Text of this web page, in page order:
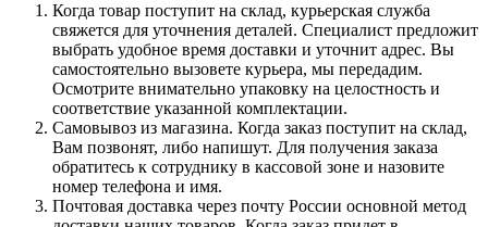
Когда товар поступит на склад, курьерская служба
свяжется для уточнения деталей. Специалист предложит
выбрать удобное время доставки и уточнит адрес. Вы
самостоятельно вызовете курьера, мы передадим.
Осмотрите внимательно упаковку на целостность и
соответствие указанной комплектации.
Самовывоз из магазина. Когда заказ поступит на склад,
Вам позвонят, либо напишут. Для получения заказа
обратитесь к сотруднику в кассовой зоне и назовите
номер телефона и имя.
Почтовая доставка через почту России основной метод